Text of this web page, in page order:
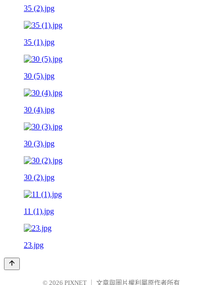
35 (2).jpg
35 (1).jpg
30 (5).jpg
30 (4).jpg
30 (3).jpg
30 (2).jpg
11 (1).jpg
23.jpg
© 2026 PIXNET 文章與圖片權利屬原作者所有